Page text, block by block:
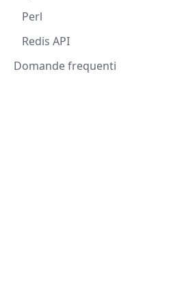
Perl
Redis API
Domande frequenti